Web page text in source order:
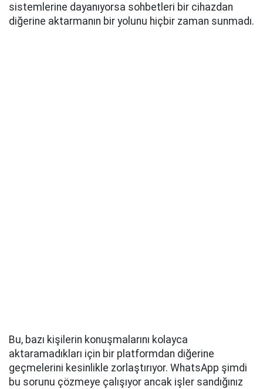
sistemlerine dayanıyorsa sohbetleri bir cihazdan
diğerine aktarmanın bir yolunu hiçbir zaman sunmadı.
Bu, bazı kişilerin konuşmalarını kolayca
aktaramadıkları için bir platformdan diğerine
geçmelerini kesinlikle zorlaştırıyor. WhatsApp şimdi
bu sorunu çözmeye çalışıyor ancak işler sandığınız